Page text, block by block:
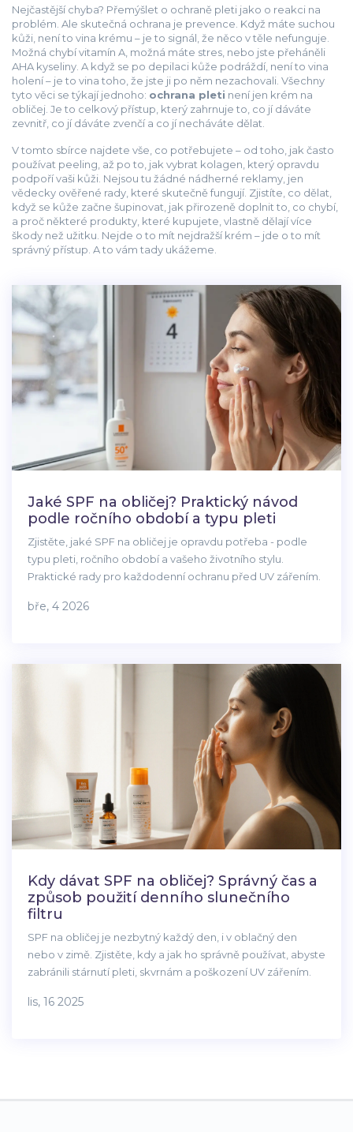
Nejčastější chyba? Přemýšlet o ochraně pleti jako o reakci na
problém. Ale skutečná ochrana je prevence. Když máte suchou
kůži, není to vina krému – je to signál, že něco v těle nefunguje.
Možná chybí vitamín A, možná máte stres, nebo jste přeháněli
AHA kyseliny. A když se po depilaci kůže podráždí, není to vina
holení – je to vina toho, že jste ji po něm nezachovali. Všechny
tyto věci se týkají jednoho: ochrana pleti není jen krém na
obličej. Je to celkový přístup, který zahrnuje to, co jí dáváte
zevnitř, co jí dáváte zvenčí a co jí necháváte dělat.
V tomto sbírce najdete vše, co potřebujete – od toho, jak často
používat peeling, až po to, jak vybrat kolagen, který opravdu
podpoří vaši kůži. Nejsou tu žádné nádherné reklamy, jen
vědecky ověřené rady, které skutečně fungují. Zjistíte, co dělat,
když se kůže začne šupinovat, jak přirozeně doplnit to, co chybí,
a proč některé produkty, které kupujete, vlastně dělají více
škody než užitku. Nejde o to mít nejdražší krém – jde o to mít
správný přístup. A to vám tady ukážeme.
Jaké SPF na obličej? Praktický návod
podle ročního období a typu pleti
Zjistěte, jaké SPF na obličej je opravdu potřeba - podle
typu pleti, ročního období a vašeho životního stylu.
Praktické rady pro každodenní ochranu před UV zářením.
bře, 4 2026
Kdy dávat SPF na obličej? Správný čas a
způsob použití denního slunečního
filtru
SPF na obličej je nezbytný každý den, i v oblačný den
nebo v zimě. Zjistěte, kdy a jak ho správně používat, abyste
zabránili stárnutí pleti, skvrnám a poškození UV zářením.
lis, 16 2025